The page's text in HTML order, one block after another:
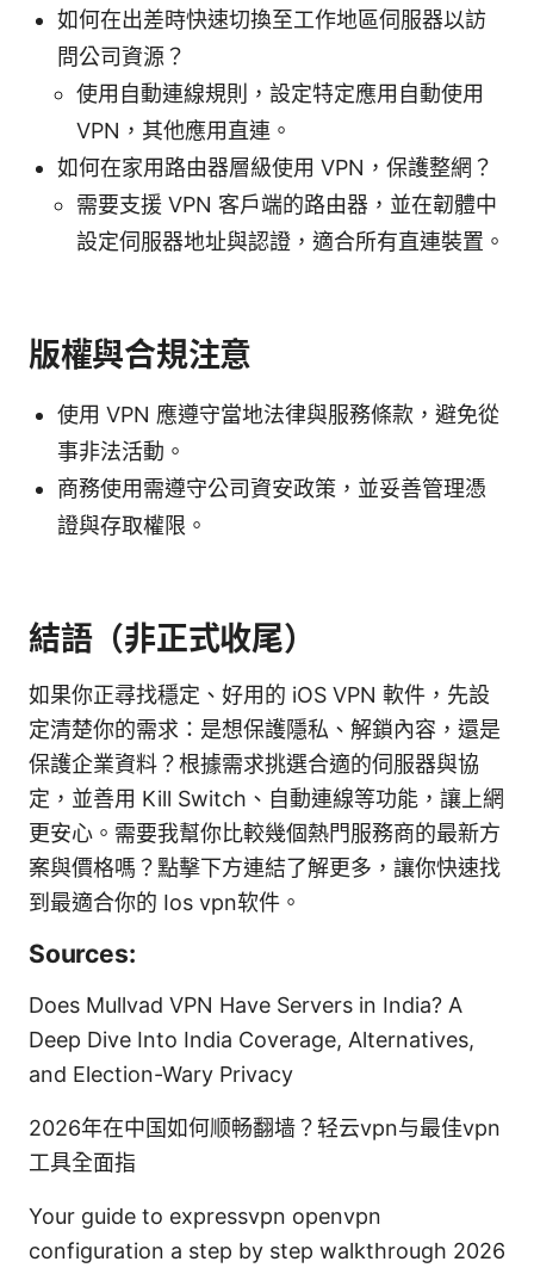
如何在出差時快速切換至工作地區伺服器以訪
問公司資源？
使用自動連線規則，設定特定應用自動使用
VPN，其他應用直連。
如何在家用路由器層級使用 VPN，保護整網？
需要支援 VPN 客戶端的路由器，並在韌體中
設定伺服器地址與認證，適合所有直連裝置。
版權與合規注意
使用 VPN 應遵守當地法律與服務條款，避免從
事非法活動。
商務使用需遵守公司資安政策，並妥善管理憑
證與存取權限。
結語（非正式收尾）
如果你正尋找穩定、好用的 iOS VPN 軟件，先設
定清楚你的需求：是想保護隱私、解鎖內容，還是
保護企業資料？根據需求挑選合適的伺服器與協
定，並善用 Kill Switch、自動連線等功能，讓上網
更安心。需要我幫你比較幾個熱門服務商的最新方
案與價格嗎？點擊下方連結了解更多，讓你快速找
到最適合你的 Ios vpn软件。
Sources:
Does Mullvad VPN Have Servers in India? A
Deep Dive Into India Coverage, Alternatives,
and Election-Wary Privacy
2026年在中国如何顺畅翻墙？轻云vpn与最佳vpn
工具全面指
Your guide to expressvpn openvpn
configuration a step by step walkthrough 2026